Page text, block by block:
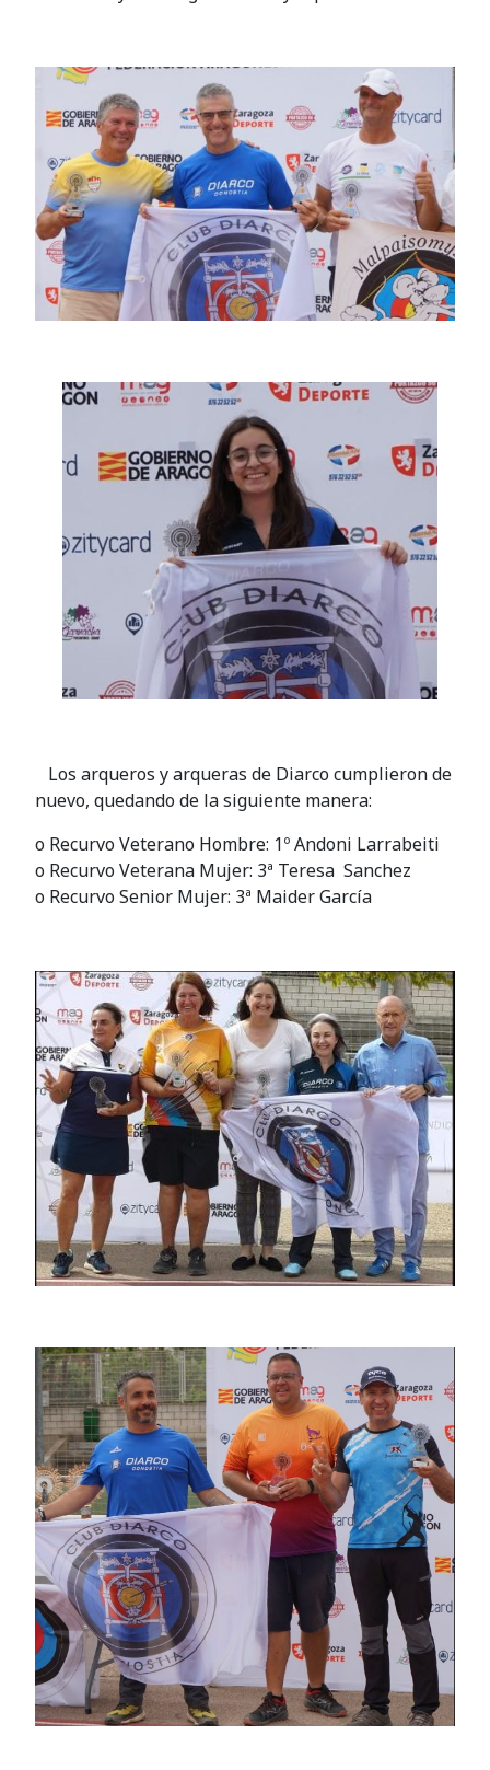
Los arqueros y arqueras de Diarco cumplieron de
nuevo, quedando de la siguiente manera:
o Recurvo Veterano Hombre: 1º Andoni Larrabeiti
o Recurvo Veterana Mujer: 3ª Teresa Sanchez
o Recurvo Senior Mujer: 3ª Maider García